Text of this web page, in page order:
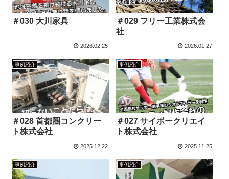
＃030 大川家具
2026.02.25
＃029 フリー工業株式会
社
2026.01.27
事例紹介
＃028 首都圏コンクリー
ト株式会社
2025.12.22
事例紹介
＃027 サイボークリエイ
ト株式会社
2025.11.25
事例紹介 事例紹介